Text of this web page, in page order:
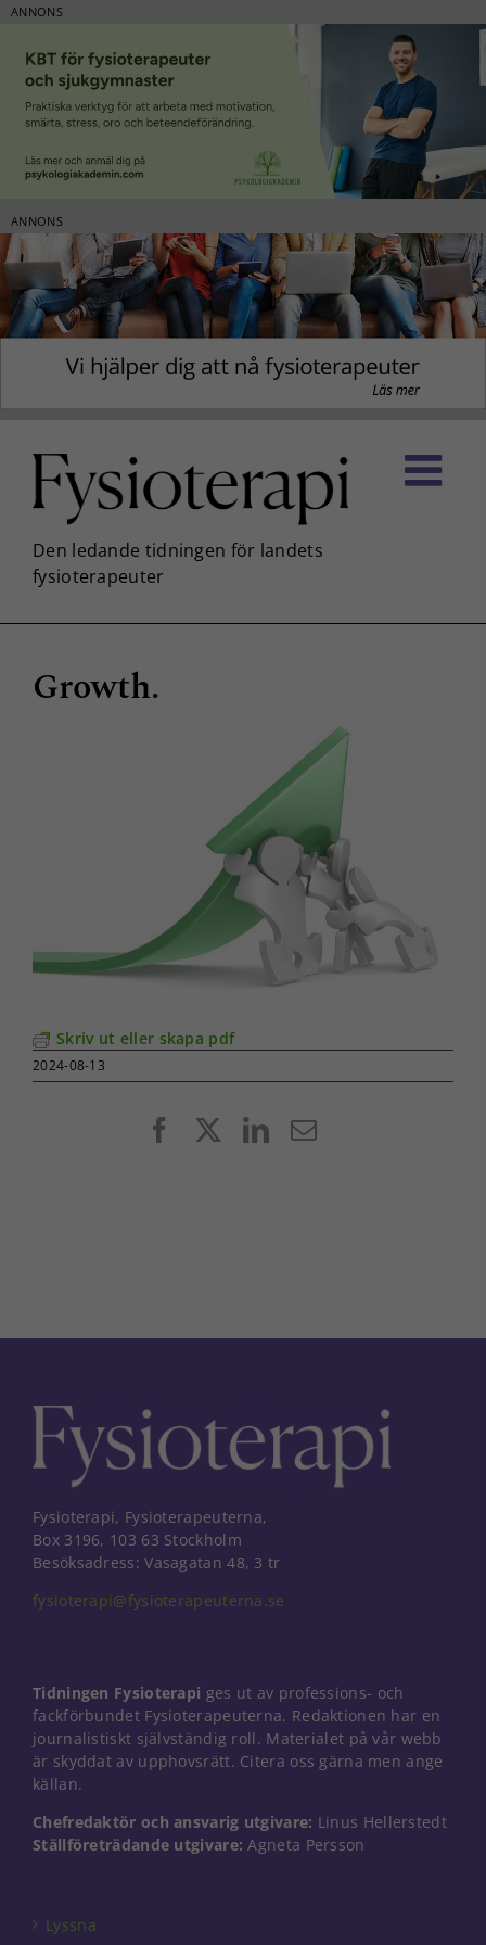
ANNONS
ANNONS
innehållet
Growth.
Skriv ut eller skapa pdf
2024-08-13
FacebookLinkedIn
E-
Fysioterapi, Fysioterapeuterna,
Box 3196, 103 63 Stockholm
Besöksadress: Vasagatan 48, 3 tr
fysioterapi@fysioterapeuterna.se
Tidningen Fysioterapi ges ut av professions- och
fackförbundet Fysioterapeuterna. Redaktionen har en
journalistiskt självständig roll. Materialet på vår webb
är skyddat av upphovsrätt. Citera oss gärna men ange
källan.
Chefredaktör och ansvarig utgivare: Linus Hellerstedt
Ställföreträdande utgivare: Agneta Persson
Lyssna
Nödvändiga